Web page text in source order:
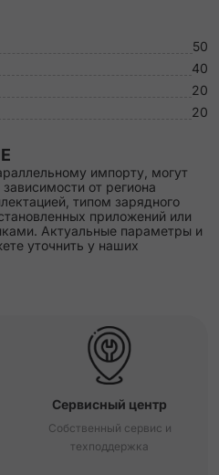
50
40
20
20
импорту, могут
от региона
типом зарядного
приложений или
Актуальные параметры и
уточнить у наших
Сервисный центр
Собственный сервис и
техподдержка